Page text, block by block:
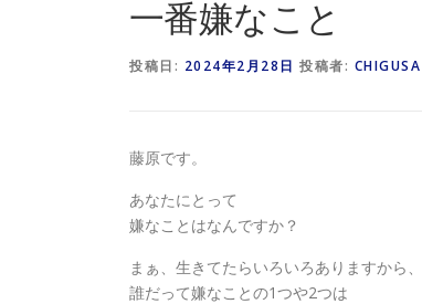
一番嫌なこと
投稿日: 2024年2月28日 投稿者: CHIGUSA
藤原です。
あなたにとって
嫌なことはなんですか？
まぁ、生きてたらいろいろありますから、
誰だって嫌なことの1つや2つは